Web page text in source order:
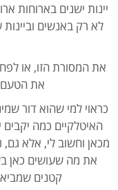
יינות ישנים בארוחות
לא רק באנשים
את המסורת הזו, או
את
כראוי למי שהוא דור
האיטלקיים כמה יקבים
מכאן וחשוב לי, אלא
את מה שעושים כאן
קטנים